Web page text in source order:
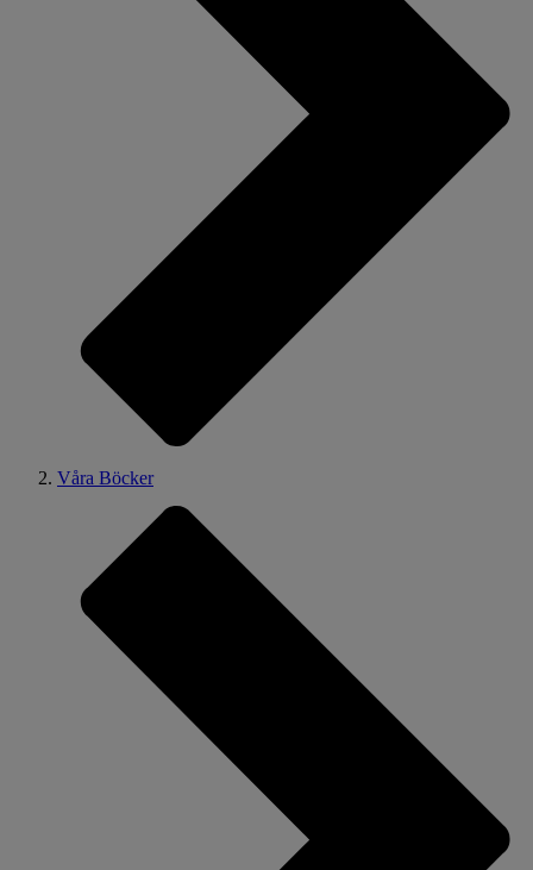
Våra Böcker